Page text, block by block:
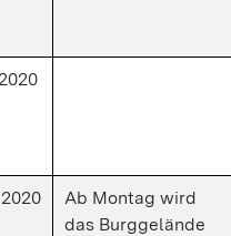
Ab Montag wird
das Burggelände